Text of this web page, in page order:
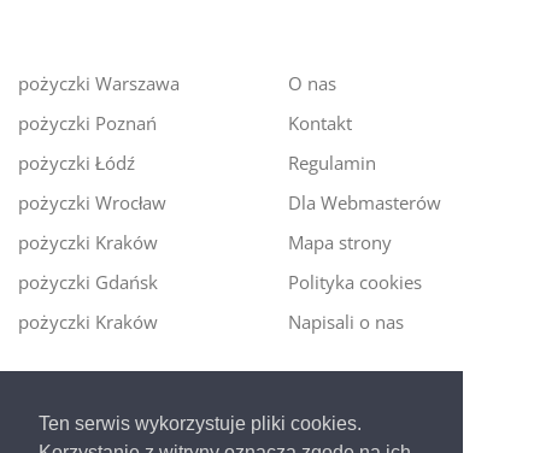
Ten serwis wykorzystuje pliki cookies.
pożyczki Warszawa
pożyczki Poznań
pożyczki Łódź
pożyczki Wrocław
pożyczki Kraków
pożyczki Gdańsk
pożyczki Kraków
O nas
Kontakt
Regulamin
Dla Webmasterów
Mapa strony
Polityka cookies
Napisali o nas
Ekspert kredytowy online- nowa era szybkiego i